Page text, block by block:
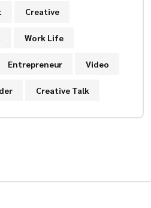
Creative
Work Life
Entrepreneur Video
Creative Talk